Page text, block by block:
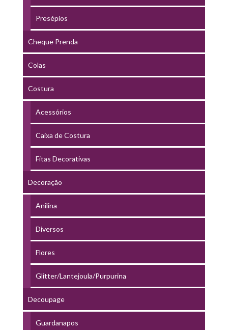
Presépios
Cheque Prenda
Colas
Costura
Acessórios
Caixa de Costura
Fitas Decorativas
Decoração
Anilina
Diversos
Flores
Glitter/Lantejoula/Purpurina
Decoupage
Guardanapos